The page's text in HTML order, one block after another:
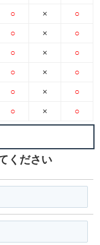
○
○
○
○
○
○
×
×
×
×
×
×
○
○
○
○
○
○
ください